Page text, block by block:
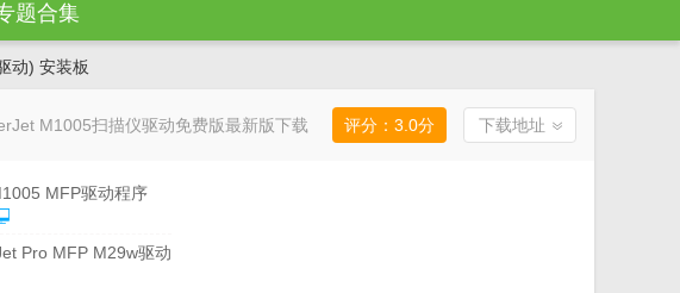
题合集
动) 安装板
M1005扫描仪驱动免费版最新版下载 评分： 3.0分 下载地址
MFP驱动程序
机驱动) 官方最新版
Pro MFP M29w驱动
动)